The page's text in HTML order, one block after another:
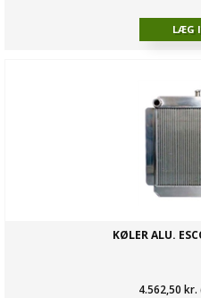
KØLER ALU.
4.562,50